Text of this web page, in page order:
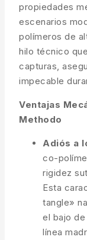
propiedades
escenarios
polímeros de
hilo técnico
capturas,
impecable
Ventajas
Methodo
Adiós a
co-
rigidez
Esta
tangle»
el bajo
línea